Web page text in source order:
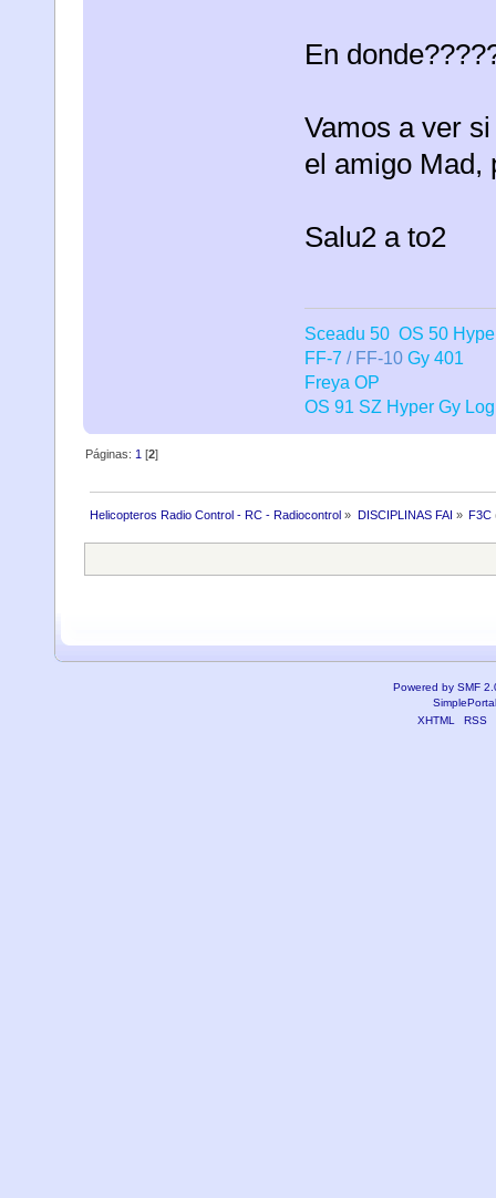
En
Vamos a ver
el amigo Mad,
Salu2 a to2
Sceadu 50 OS 50
FF-7 / FF-10 Gy 401
Freya OP
OS 91 SZ Hyper Gy
Páginas: 1 [2]
Helicopteros Radio Control - RC - Radiocontrol » DISCIPLINAS FAI » F3C
Powered by SMF
XHTML
RSS